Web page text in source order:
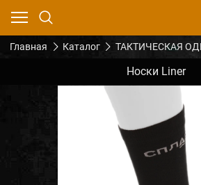
Главная Каталог ТАКТИЧЕСКАЯ
Носки Liner